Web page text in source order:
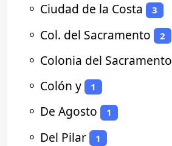
⚬ Ciudad de la Costa 3
⚬ Col. del Sacramento 2
⚬ Colonia del Sacramento
⚬ Colón y 1
⚬ De Agosto 1
⚬ Del Pilar 1